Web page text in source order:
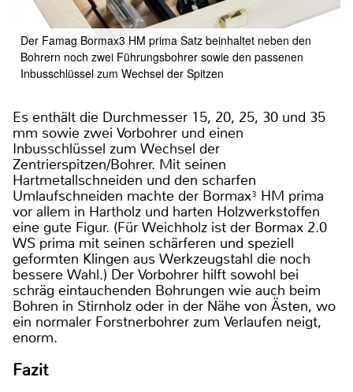
Der Famag Bormax3 HM prima Satz beinhaltet neben den
Bohrern noch zwei Führungsbohrer sowie den passenen
Inbusschlüssel zum Wechsel der Spitzen
Es enthält die Durchmesser 15, 20, 25, 30 und 35
mm sowie zwei Vorbohrer und einen
Inbusschlüssel zum Wechsel der
Zentrierspitzen/Bohrer. Mit seinen
Hartmetallschneiden und den scharfen
Umlaufschneiden machte der Bormax³ HM prima
vor allem in Hartholz und harten Holzwerkstoffen
eine gute Figur. (Für Weichholz ist der Bormax 2.0
WS prima mit seinen schärferen und speziell
geformten Klingen aus Werkzeugstahl die noch
bessere Wahl.) Der Vorbohrer hilft sowohl bei
schräg eintauchenden Bohrungen wie auch beim
Bohren in Stirnholz oder in der Nähe von Ästen, wo
ein normaler Forstnerbohrer zum Verlaufen neigt,
enorm.
Fazit